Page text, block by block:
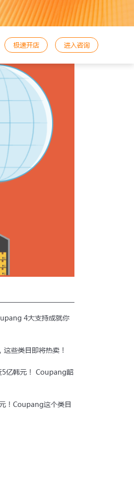
极速开店 进入咨询
4大支持成就你
些类目即将热卖！
5亿韩元！ Coupang韶
！Coupang这个类目